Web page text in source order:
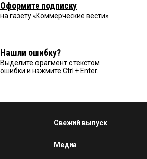
Оформите подписку
на газету «Коммерческие вести»
Нашли ошибку?
Выделите фрагмент с текстом
ошибки и нажмите Ctrl + Enter.
Свежий выпуск
Медиа